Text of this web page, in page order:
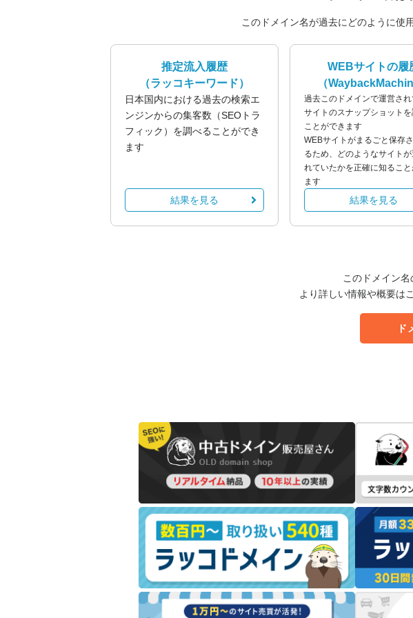
このドメイン名が過去にどのように使
推定流入履歴
（ラッコキーワード）
日本国内における過去の検索エ
ンジンからの集客数（SEOトラ
フィック）を調べることができ
ます
結果を見る
WEBサイトの履
（
過去このドメインで運営され
サイトのスナップショットを
ことができます
WEBサイトがまるごと保存
るため、どのようなサイトが
れていたかを正確に知ること
ます
結果を見る
このドメイン
より詳しい情報や概要は
ド